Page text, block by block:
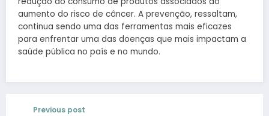
aumento do risco de câncer. A prevenção, ressaltam,
continua sendo uma das ferramentas mais eficazes
para enfrentar uma das doenças que mais impactam a
saúde pública no país e no mundo.
Previous post